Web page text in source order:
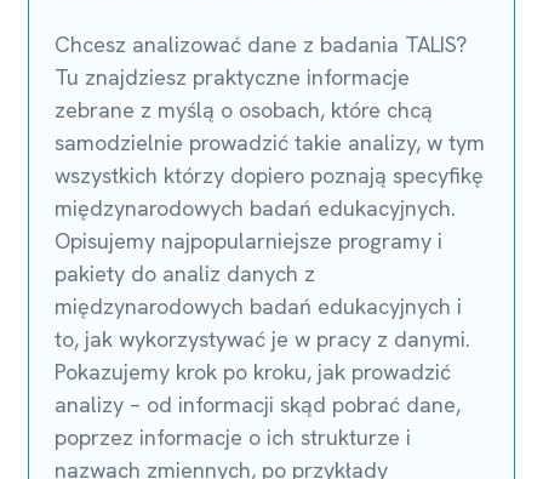
Chcesz analizować dane z badania TALIS?
Tu znajdziesz praktyczne informacje
zebrane z myślą o osobach, które chcą
samodzielnie prowadzić takie analizy, w tym
wszystkich którzy dopiero poznają specyfikę
międzynarodowych badań edukacyjnych.
Opisujemy najpopularniejsze programy i
pakiety do analiz danych z
międzynarodowych badań edukacyjnych i
to, jak wykorzystywać je w pracy z danymi.
Pokazujemy krok po kroku, jak prowadzić
analizy – od informacji skąd pobrać dane,
poprzez informacje o ich strukturze i
nazwach zmiennych, po przykłady